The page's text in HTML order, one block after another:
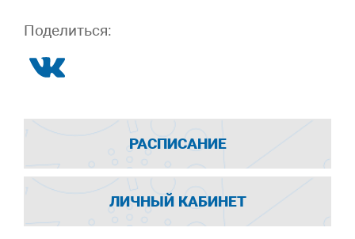
Поделиться:
РАСПИСАНИЕ
ЛИЧНЫЙ КАБИНЕТ